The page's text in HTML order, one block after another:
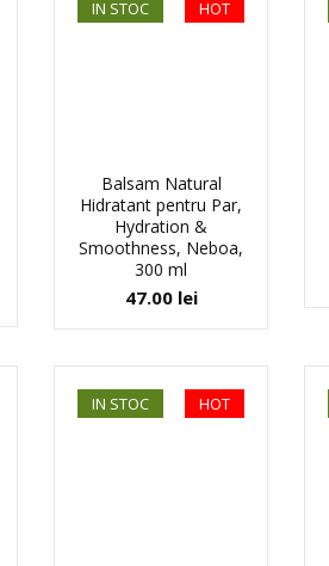
HOT
IN STOC
Balsam Natural
Hidratant pentru Par,
Hydration &
Smoothness, Neboa,
300 ml
47.00 lei
HOT
IN STOC